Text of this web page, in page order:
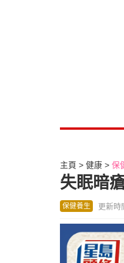
主頁 健康 保
失眠暗
保健養生 更新時